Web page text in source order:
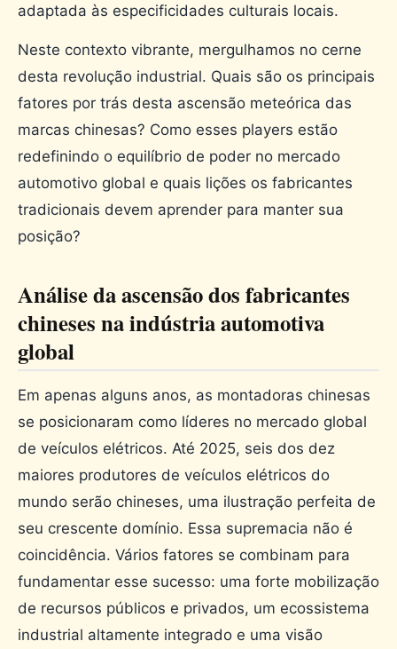
adaptada às especificidades culturais locais.
Neste contexto vibrante, mergulhamos no cerne
desta revolução industrial. Quais são os principais
fatores por trás desta ascensão meteórica das
marcas chinesas? Como esses players estão
redefinindo o equilíbrio de poder no mercado
automotivo global e quais lições os fabricantes
tradicionais devem aprender para manter sua
posição?
Análise da ascensão dos fabricantes
chineses na indústria automotiva
global
Em apenas alguns anos, as montadoras chinesas
se posicionaram como líderes no mercado global
de veículos elétricos. Até 2025, seis dos dez
maiores produtores de veículos elétricos do
mundo serão chineses, uma ilustração perfeita de
seu crescente domínio. Essa supremacia não é
coincidência. Vários fatores se combinam para
fundamentar esse sucesso: uma forte mobilização
de recursos públicos e privados, um ecossistema
industrial altamente integrado e uma visão